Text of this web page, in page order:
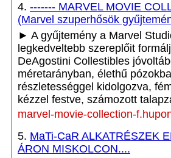
4. ------- MARVEL MOVIE
(Marvel szuperhősök
► A gyűjtemény a Marvel
legkedveltebb szereplőit
DeAgostini Collestibles
méretarányban, élethű
részletességgel kidolgozva,
kézzel festve, számozott
marvel-movie-collection-
5. MaTi-CaR ALKATRÉSZEK
ÁRON MISKOLCON....